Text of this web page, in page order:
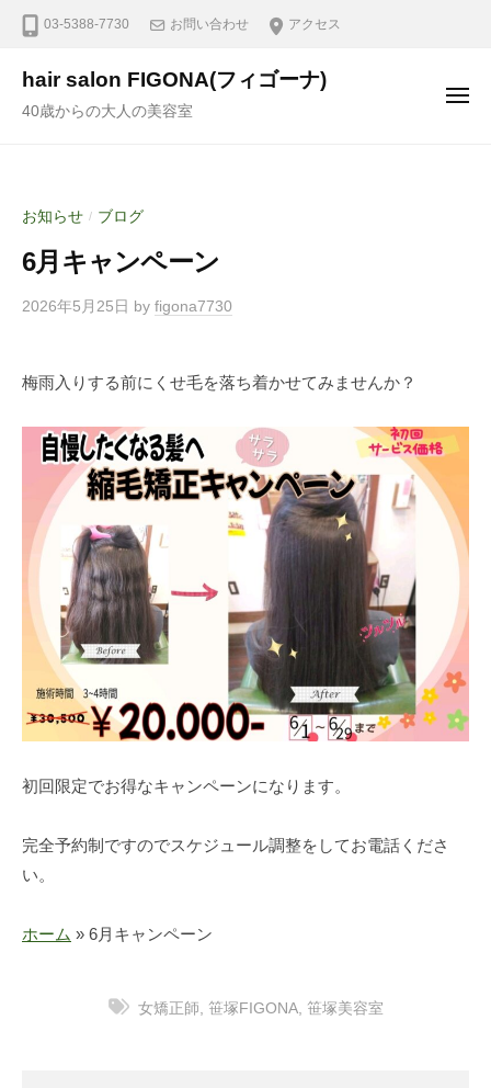
03-5388-7730 お問い合わせ アクセス
hair salon FIGONA(フィゴーナ)
40歳からの大人の美容室
お知らせ / ブログ
6月キャンペーン
2026年5月25日 by figona7730
梅雨入りする前にくせ毛を落ち着かせてみませんか？
初回限定でお得なキャンペーンになります。
完全予約制ですのでスケジュール調整をしてお電話くださ
い。
ホーム » 6月キャンペーン
女矯正師, 笹塚FIGONA, 笹塚美容室